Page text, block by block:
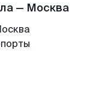
— Москва